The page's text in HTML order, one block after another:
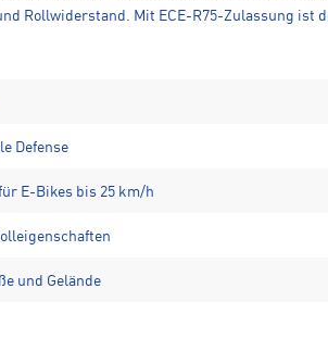
Rollwiderstand. Mit ECE-R75-Zulassung ist
Defense
E-Bikes bis 25 km/h
und Gelände